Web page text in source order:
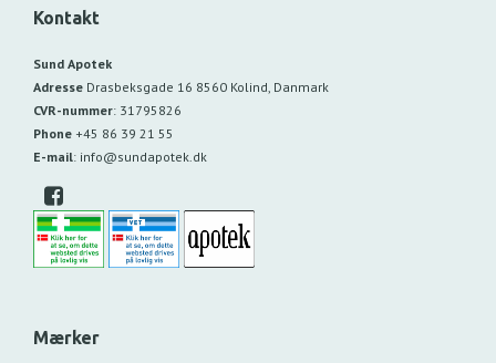
Kontakt
Sund Apotek
Adresse Drasbeksgade 16 8560 Kolind, Danmark
CVR-nummer: 31795826
Phone +45 86 39 21 55
E-mail: info@sundapotek.dk
Mærker